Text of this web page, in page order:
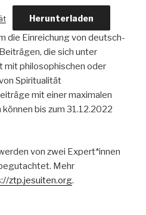
Herunterladen
die Einreichung von deutsch-
die sich unter
philosophischen oder
Spiritualität
mit einer maximalen
bis zum 31.12.2022
von zwei Expert*innen
Mehr
ztp.jesuiten.org.